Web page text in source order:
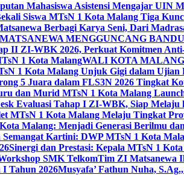
Mahasiswa Asistensi Mengajar
Siswa MTsN 1 Kota Malang Tiga
Berbagi Karya Seni, Dari
MATSANEWA MENGGUNCANG
II ZI-WBK 2026, Perkuat Komitmen
1 Kota MalangWALI KOTA
1 Kota Malang Unjuk Gigi dalam
5 Juara dalam FLS3N 2026 Tingkat
dan Murid MTsN 1 Kota Malang
Evaluasi Tahap I ZI-WBK, Siap Melaju
MTsN 1 Kota Malang Melaju Tingkat
Malang: Menjadi Generasi Berilmu
Kartini: DWP MTsN 1 Kota
Sinergi dan Prestasi: Kepala MTsN 1
SMK TelkomTim ZI Matsanewa
Tahun 2026Musyafa’ Fathun Nuha,